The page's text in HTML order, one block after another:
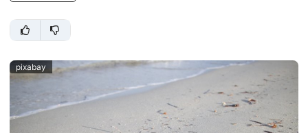
pixabay